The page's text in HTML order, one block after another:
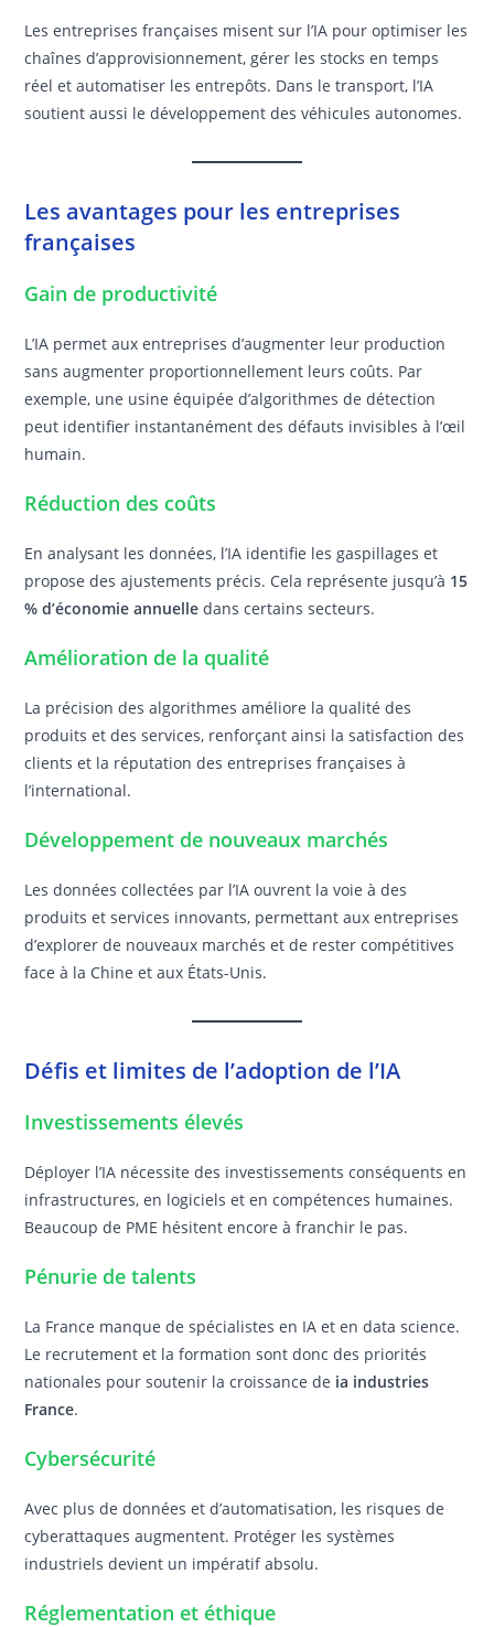
Les entreprises françaises misent sur l’IA pour optimiser les
chaînes d’approvisionnement, gérer les stocks en temps
réel et automatiser les entrepôts. Dans le transport, l’IA
soutient aussi le développement des véhicules autonomes.
Les avantages pour les entreprises
françaises
Gain de productivité
L’IA permet aux entreprises d’augmenter leur production
sans augmenter proportionnellement leurs coûts. Par
exemple, une usine équipée d’algorithmes de détection
peut identifier instantanément des défauts invisibles à l’œil
humain.
Réduction des coûts
En analysant les données, l’IA identifie les gaspillages et
propose des ajustements précis. Cela représente jusqu’à 15
% d’économie annuelle dans certains secteurs.
Amélioration de la qualité
La précision des algorithmes améliore la qualité des
produits et des services, renforçant ainsi la satisfaction des
clients et la réputation des entreprises françaises à
l’international.
Développement de nouveaux marchés
Les données collectées par l’IA ouvrent la voie à des
produits et services innovants, permettant aux entreprises
d’explorer de nouveaux marchés et de rester compétitives
face à la Chine et aux États-Unis.
Défis et limites de l’adoption de l’IA
Investissements élevés
Déployer l’IA nécessite des investissements conséquents en
infrastructures, en logiciels et en compétences humaines.
Beaucoup de PME hésitent encore à franchir le pas.
Pénurie de talents
La France manque de spécialistes en IA et en data science.
Le recrutement et la formation sont donc des priorités
nationales pour soutenir la croissance de ia industries
France.
Cybersécurité
Avec plus de données et d’automatisation, les risques de
cyberattaques augmentent. Protéger les systèmes
industriels devient un impératif absolu.
Réglementation et éthique